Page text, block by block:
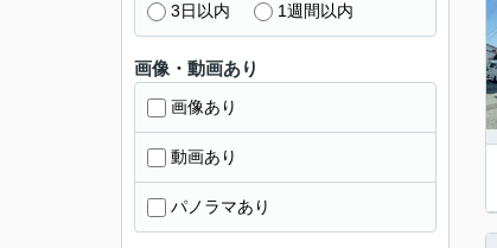
3日以内 1週間以内
画像・動画あり
画像あり
動画あり
パノラマあり